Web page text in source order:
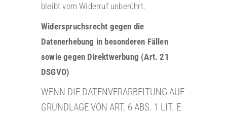
bleibt vom Widerruf unberührt.
Widerspruchsrecht gegen die
Datenerhebung in besonderen Fällen
sowie gegen Direktwerbung (Art. 21
DSGVO)
WENN DIE DATENVERARBEITUNG AUF
GRUNDLAGE VON ART. 6 ABS. 1 LIT. E